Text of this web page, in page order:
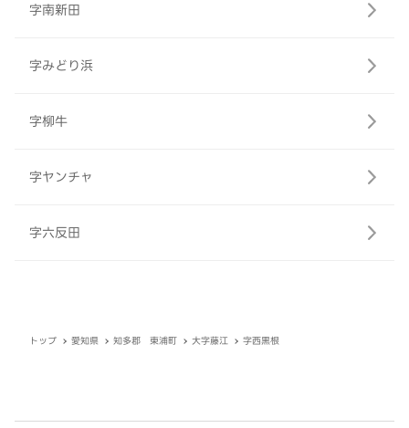
字南新田
字みどり浜
字柳牛
字ヤンチャ
字六反田
トップ 愛知県 知多郡 東浦町 大字藤江 字西黒根